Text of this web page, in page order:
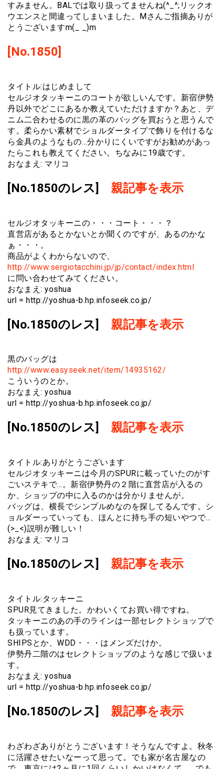
すみません。BALでは取り扱ってませんね(^_^;リックオ
ウエンスと間違ってしまいました。Mさんご指摘ありが
とうございますm(_ _)m
[No.1850]
タイトル:はじめまして
セルジオタッキーニのコートが欲しいんです。新宿伊勢
丹以外でどこにあるか教えていただけますか？あと、デ
ニム二合わせるのに黒の革のバッグを買おうと思うんで
す。柔らかい素材でショルダータイプで飾りを付けるな
ら金具のようなもの…分かりにくいですがお勧めがあっ
たらこれも教えてください。ちなみに19歳です。
おなまえ: マリコ
[No.1850のレス] 親記事を表示
セルジオタッキーニの・・・コート・・・？
直営店があるとかないとか聞くのですが、あるのかな
ぁ・・・。
商品がよくわからないので、
http://www.sergiotacchini.jp/jp/contact/index.html
に問い合わせてみてください。
おなまえ: yoshua
url = http://yoshua-b.hp.infoseek.co.jp/
[No.1850のレス] 親記事を表示
黒のバッグは
http://www.easyseek.net/item/14935162/
こういうのとか。
おなまえ: yoshua
url = http://yoshua-b.hp.infoseek.co.jp/
[No.1850のレス] 親記事を表示
タイトル:ありがとうございます
セルジオタッキーニは今月のSPURに載っていたのがす
ごいステキで…。新宿伊勢丹の２階に直営店が入るの
か、ショップの中に入るのかは分かりませんが。
バッグは、横長でシンプルめなのを探してるんです。シ
ョルダーっていっても、ほんとに持ち手の短いやつで…
(>_<)説明が難しい！
おなまえ: マリコ
[No.1850のレス] 親記事を表示
タイトル:タッキーニ
SPUR見てきました。かわいくてお買い得ですね。
タッキーニのあの手のラインは一部セレクトショップで
も扱っています。
SHIPSとか、WDD・・・はメンズだけか。
伊勢丹二階のはセレクトショップのような感じで扱いま
す。
おなまえ: yoshua
url = http://yoshua-b.hp.infoseek.co.jp/
[No.1850のレス] 親記事を表示
わざわざありがとうございます！そうなんですよ。秋冬
に活躍させたいなーって思って。でも家が名古屋なの